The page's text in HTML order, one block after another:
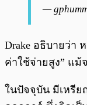
—
Drake อธิบายว่า
ค่าใช้จ่ายสูง” แม้
ในปัจจุบัน มีเหรีย